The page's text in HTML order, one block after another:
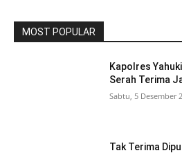
MOST POPULAR
Kapolres
Serah Terima
Sabtu, 5 Desember
Tak Terima